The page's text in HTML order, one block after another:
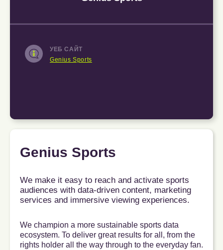
УЕБ САЙТ
Genius Sports
Genius Sports
We make it easy to reach and activate sports
audiences with data-driven content, marketing
services and immersive viewing experiences.
We champion a more sustainable sports data
ecosystem. To deliver great results for all, from the
rights holder all the way through to the everyday fan.